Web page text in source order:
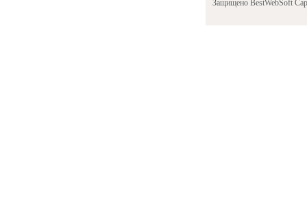
Защищено BestWebSoft